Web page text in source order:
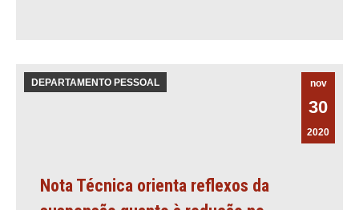
nov
30
2020
DEPARTAMENTO PESSOAL
Nota Técnica orienta reflexos da